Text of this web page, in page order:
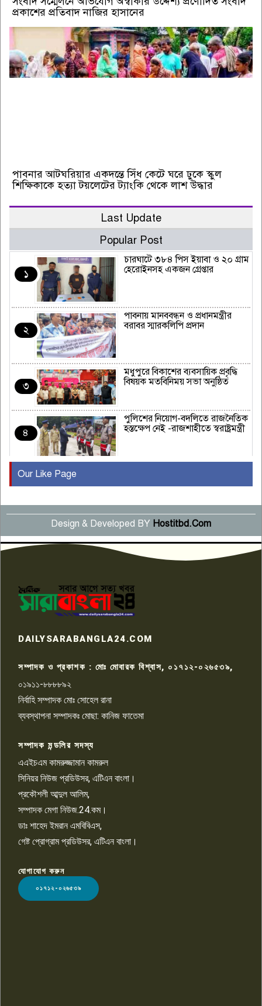
প্রকাশের প্রতিবাদ নাজির হাসানের
পাবনার আটঘরিয়ার একদন্তে সিঁধ কেটে ঘরে ঢুকে স্কুল
শিক্ষিকাকে হত্যা টয়লেটের ট্যাংকি থেকে লাশ উদ্ধার
Last Update
Popular Post
১
চারঘাটে ৩৮৪ পিস ইয়াবা ও ২০ গ্রাম
হেরোইনসহ একজন গ্রেপ্তার
২
পাবনায় মানববন্ধন ও প্রধানমন্ত্রীর
বরাবর স্মারকলিপি প্রদান
৩
মধুপুরে বিকাশের ব্যবসায়িক প্রবৃদ্ধি
বিষয়ক মতবিনিময় সভা অনুষ্ঠিত
৪
পুলিশের নিয়োগ-বদলিতে রাজনৈতিক
হস্তক্ষেপ নেই -রাজশাহীতে স্বরাষ্ট্রমন্ত্রী
৫
বছর পূর্তি উদযাপন
৬
সংবাদ সম্মেলনে অভিযোগ অস্বীকার
উদ্দেশ্য প্রণোদিত সংবাদ প্রকাশের
প্রতিবাদ নাজির হাসানের
৭
কেটে ঘরে ঢুকে স্কুল শিক্ষিকাকে হত্যা
টয়লেটের ট্যাংকি থেকে লাশ উদ্ধার
রাজশাহীতে সন্ত্রাসী হামলায় গুরুতর
চাঁদাবাজি ও হয়রানির অভিযোগ
১০
Our Like Page
Design & Developed BY Hostitbd.Com
LOGO
DAILYSARABANGLA24.COM
সম্পাদক ও প্রকাশক : মোঃ মোবারক বিশ্বাস, ০১৭১২-০২৬৫৩৯,
০১৯১১-৮৮৮৮৯২
নির্বাহি সম্পাদক মোঃ সোহেল রানা
ব্যবস্থাপনা সম্পাদকঃ মোছা: কানিজ ফাতেমা
সম্পাদক মন্ডলির সদস্য
এএইচএম কামরুজ্জামান কামরুল
সিনিয়র নিউজ প্রডিউসর, এটিএন বাংলা।
প্রকৌশলী আব্দুল আলিম,
সম্পাদক মেগা নিউজ.24.কম।
ডাঃ শাহেদ ইমরান এমবিবিএস,
গেষ্ট প্রোগ্রাম প্রডিউসর, এটিএন বাংলা।
যোগাযোগ করুন
০১৭১২-০২৬৫৩৯